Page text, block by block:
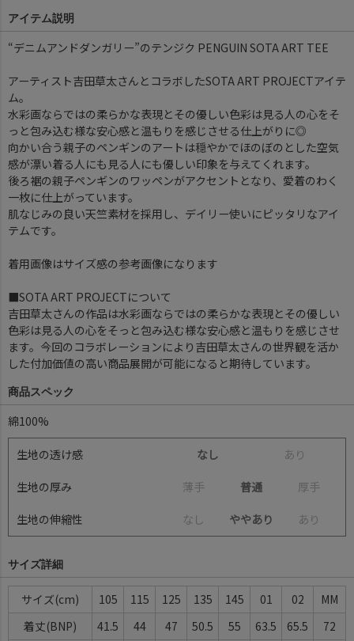
アイテム説明
“デニムアンドダンガリー”のテンジク PENGUIN SOTA ART TEE
アーティスト吉田草太さんとコラボしたSOTA ART PROJECTアイテ
ム。
水彩画ならではの柔らかな表現とその優しい色彩は見る人の心をそ
っと包み込む様な安心感と温もりを感じさせる仕上がりに◎
向かい合う親子のペンギンのアートは穏やかでほのぼのとした空気
感が漂い着る人にも見る人にも優しい印象を与えてくれます。
後ろ裾の親子ペンギンのワッペンがアクセントとなり、愛着のわく
一枚に仕上がっています。
肌なじみの良い天竺素材を採用し、デイリー使いにピッタリなアイ
テムです。
着用画像はサイズ感の参考画像になります
■SOTA ART PROJECTについて
吉田草太さんの作品は水彩画ならではの柔らかな表現とその優しい
色彩は見る人の心をそっと包み込む様な安心感と温もりを感じさせ
ます。今回のコラボレーションにより吉田草太さんの世界観を活か
した付加価値の高い商品展開が可能になると期待しています。
商品スペック
綿100%
生地の透け感 なし あ り
生地の厚み 薄手 普通 厚手
生地の伸縮性 な し ややあり あ り
サイズ詳細
サイズ 105 115 125 135 145 01 02
MM
着丈(BNP)
41.5 44 47 50.5 55 63.5 65.5 72